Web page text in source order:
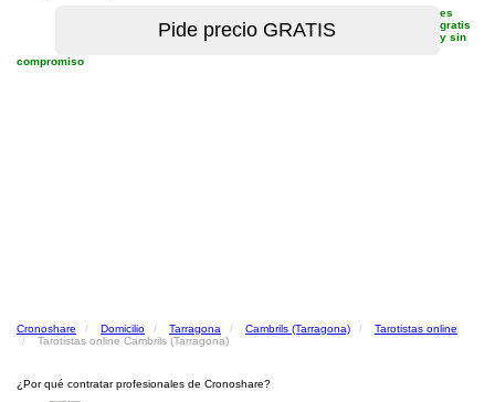
es
gratis
y sin
compromiso
Cronoshare Domicilio Tarragona Cambrils (Tarragona)
Tarotistas online
Tarotistas online Cambrils (Tarragona)
¿Por qué contratar profesionales de Cronoshare?